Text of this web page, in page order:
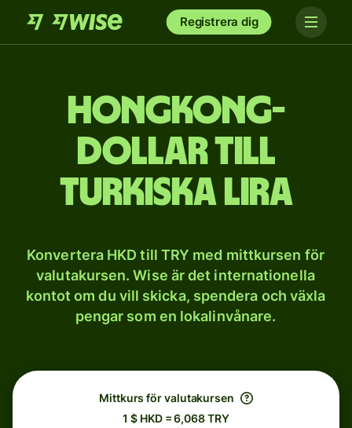
Registrera dig
Hongkong-
dollar till
turkiska lira
Konvertera HKD till TRY med mittkursen för
valutakursen. Wise är det internationella
kontot om du vill skicka, spendera och växla
pengar som en lokalinvånare.
Mittkurs för valutakursen
1 $ HKD = 6,068 TRY